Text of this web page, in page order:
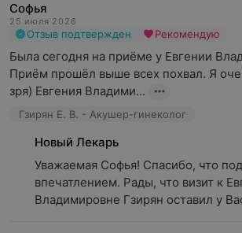
Услуги
Гинекология
Эндокринология
Неврология
Ортопедия
Урология
Дерматология
Терапия
Софья
25 июля 2026
Отзыв подтвержден Рекомендую
Была сегодня на приёме у Евгении
Приём прошёл выше всех похвал. Я
зря) Евгения Владими...
Гзирян Е. В. - Акушер-гинеколог
Новый Лекарь
Уважаемая Софья! Спасибо, что
впечатлением. Рады, что визит к
Владимировне Гзирян оставил у